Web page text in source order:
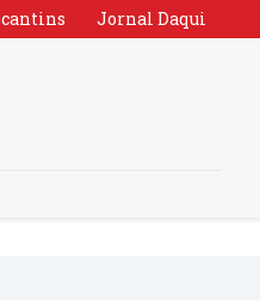
Jornal Daqui